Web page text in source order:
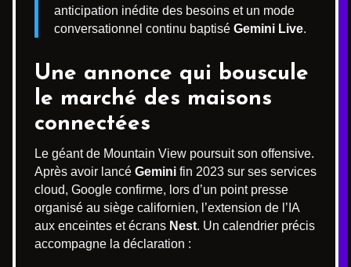
anticipation inédite des besoins et un mode
conversationnel continu baptisé Gemini Live.
Une annonce qui bouscule
le marché des maisons
connectées
Le géant de Mountain View poursuit son offensive.
Après avoir lancé Gemini fin 2023 sur ses services
cloud, Google confirme, lors d’un point presse
organisé au siège californien, l’extension de l’IA
aux enceintes et écrans Nest. Un calendrier précis
accompagne la déclaration :